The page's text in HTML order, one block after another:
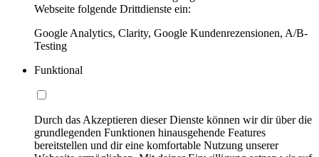
Webseite folgende Drittdienste ein:
Google Analytics, Clarity, Google Kundenrezensionen, A/B-
Testing
Funktional
Durch das Akzeptieren dieser Dienste können wir dir über die
grundlegenden Funktionen hinausgehende Features
bereitstellen und dir eine komfortable Nutzung unserer